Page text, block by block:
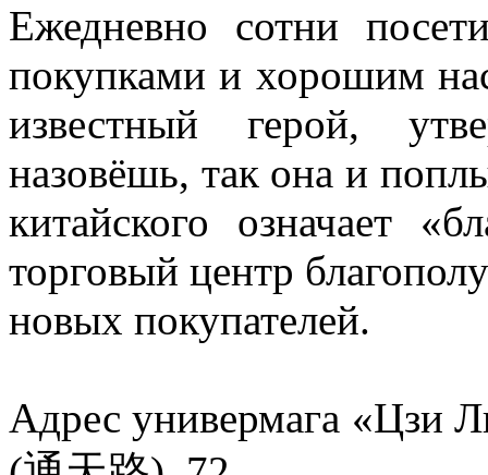
Ежедневно сотни
покупками и хорошим
известный герой,
назовёшь, так она и
китайского означает
торговый центр
новых покупателей.
Адрес универмага «Цзи